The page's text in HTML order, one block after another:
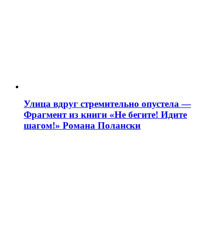
Улица вдруг стремительно опустела —
Фрагмент из книги «Не бегите! Идите
шагом!» Романа Полански